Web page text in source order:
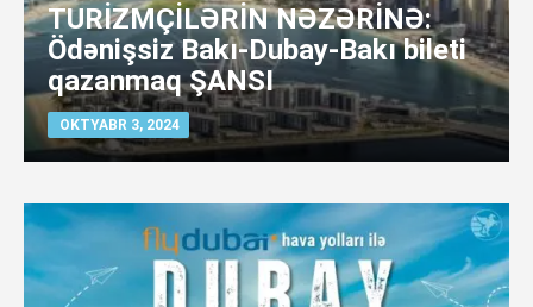
TURİZMÇİLƏRİN NƏZƏRİNƏ:
Ödənişsiz Bakı-Dubay-Bakı bileti
qazanmaq ŞANSI
OKTYABR 3, 2024